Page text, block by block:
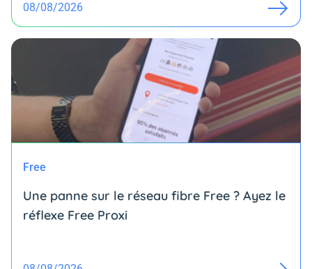
08/08/2026
Free
Une panne sur le réseau fibre Free ? Ayez le
réflexe Free Proxi